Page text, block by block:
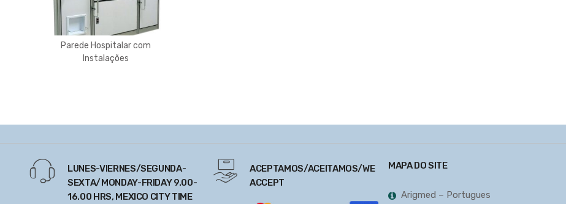
Parede Hospitalar com
Instalações
LUNES-VIERNES/SEGUNDA-
SEXTA/MONDAY-FRIDAY 9.00-
16.00 HRS, MEXICO CITY TIME
ACEPTAMOS/ACEITAMOS/WE
ACCEPT
MAPA DO SITE
Arigmed – Portugues